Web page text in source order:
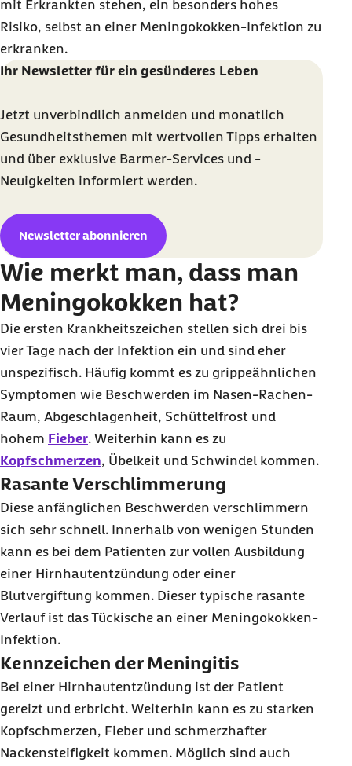
mit Erkrankten stehen, ein besonders hohes
Risiko, selbst an einer Meningokokken-Infektion zu
erkranken.
Ihr Newsletter für ein gesünderes Leben
Jetzt unverbindlich anmelden und monatlich
Gesundheitsthemen mit wertvollen Tipps erhalten
und über exklusive Barmer-Services und -
Neuigkeiten informiert werden.
Newsletter abonnieren
Wie merkt man, dass man
Meningokokken hat?
Die ersten Krankheitszeichen stellen sich drei bis
vier Tage nach der Infektion ein und sind eher
unspezifisch. Häufig kommt es zu grippeähnlichen
Symptomen wie Beschwerden im Nasen-Rachen-
Raum, Abgeschlagenheit, Schüttelfrost und
hohem Fieber. Weiterhin kann es zu
Kopfschmerzen, Übelkeit und Schwindel kommen.
Rasante Verschlimmerung
Diese anfänglichen Beschwerden verschlimmern
sich sehr schnell. Innerhalb von wenigen Stunden
kann es bei dem Patienten zur vollen Ausbildung
einer Hirnhautentzündung oder einer
Blutvergiftung kommen. Dieser typische rasante
Verlauf ist das Tückische an einer Meningokokken-
Infektion.
Kennzeichen der Meningitis
Bei einer Hirnhautentzündung ist der Patient
gereizt und erbricht. Weiterhin kann es zu starken
Kopfschmerzen, Fieber und schmerzhafter
Nackensteifigkeit kommen. Möglich sind auch